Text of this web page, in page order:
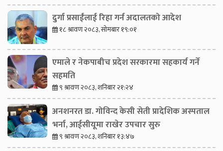
दुर्गा प्रसाईंलाई रिहा गर्न अदालतको आदेश
१८ श्रावण २०८३, सोमबार १९:०१
एमाले र नेकपाबीच प्रदेश सरकारमा सहकार्य गर्ने
सहमति
९ श्रावण २०८३, शनिबार २१:२४
अनशनरत डा. गोविन्द केसी सेती प्रादेशिक अस्पताल
भर्ना, आईसीयूमा राखेर उपचार सुरु
९ श्रावण २०८३, शनिबार १३:४७